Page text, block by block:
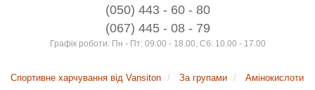
(050) 443 - 60 - 80
(067) 445 - 08 - 79
Графік роботи: Пн - Пт: 09.00 - 18.00, Сб: 10.00 - 17.00
Спортивне харчування від Vansiton За групами Амінокислоти